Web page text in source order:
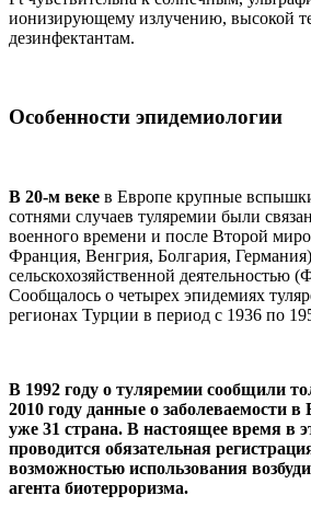
ионизирующему излучению, высокой
дезинфектантам.
Особенности эпидемиологии
В 20-м веке в Европе крупные
сотнями случаев туляремии были
военного времени и после Второй
Франция, Венгрия, Болгария,
сельскохозяйственной деятельностью
Сообщалось о четырех эпидемиях
регионах Турции в период с 1936 по
В 1992 году о туляремии сообщили
2010 году данные о заболеваемости
уже 31 страна. В настоящее время в
проводится обязательная
возможностью использования
агента биотерроризма.